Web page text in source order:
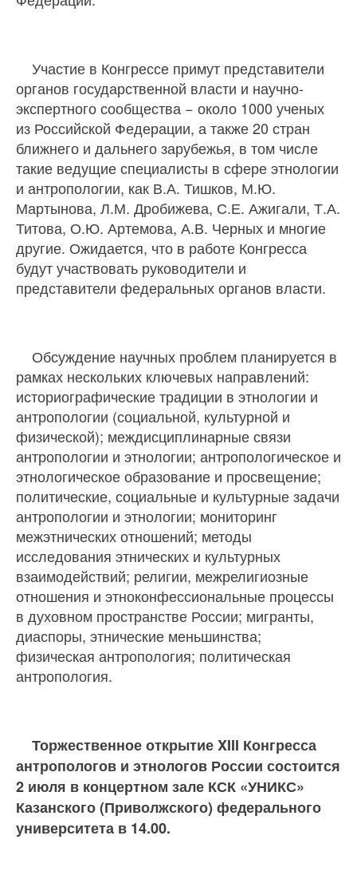
Участие в Конгрессе примут представители
органов государственной власти и научно-
экспертного сообщества − около 1000 ученых
из Российской Федерации, а также 20 стран
ближнего и дальнего зарубежья, в том числе
такие ведущие специалисты в сфере этнологии
и антропологии, как В.А. Тишков, М.Ю.
Мартынова, Л.М. Дробижева, С.Е. Ажигали, Т.А.
Титова, О.Ю. Артемова, А.В. Черных и многие
другие. Ожидается, что в работе Конгресса
будут участвовать руководители и
представители федеральных органов власти.
Обсуждение научных проблем планируется в
рамках нескольких ключевых направлений:
историографические традиции в этнологии и
антропологии (социальной, культурной и
физической); междисциплинарные связи
антропологии и этнологии; антропологическое и
этнологическое образование и просвещение;
политические, социальные и культурные задачи
антропологии и этнологии; мониторинг
межэтнических отношений; методы
исследования этнических и культурных
взаимодействий; религии, межрелигиозные
отношения и этноконфессиональные процессы
в духовном пространстве России; мигранты,
диаспоры, этнические меньшинства;
физическая антропология; политическая
антропология.
Торжественное открытие XIII Конгресса
антропологов и этнологов России состоится
2 июля в концертном зале КСК «УНИКС»
Казанского (Приволжского) федерального
университета в 14.00.